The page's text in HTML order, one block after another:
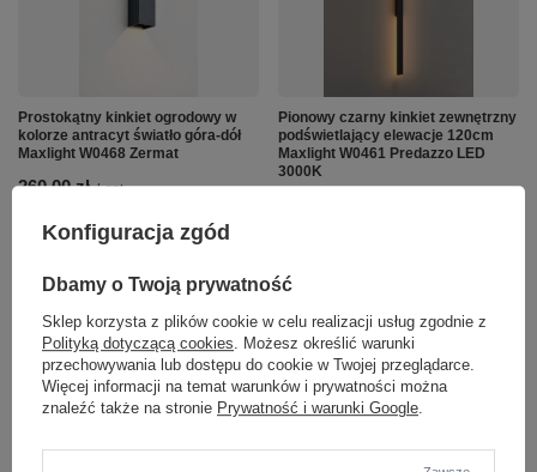
Prostokątny kinkiet ogrodowy w
kolorze antracyt światło góra-dół
Maxlight W0468 Zermat
260,00 zł / szt.
Pionowy czarny kinkiet zewnętrzny
podświetlający elewacje 120cm
Maxlight W0461 Predazzo LED
3000K
Konfiguracja zgód
Dbamy o Twoją prywatność
Sklep korzysta z plików cookie w celu realizacji usług zgodnie z
Polityką dotyczącą cookies. Możesz określić warunki
przechowywania lub dostępu do cookie w Twojej przeglądarce.
Więcej informacji na temat warunków i prywatności można
znaleźć także na stronie Prywatność i warunki Google.